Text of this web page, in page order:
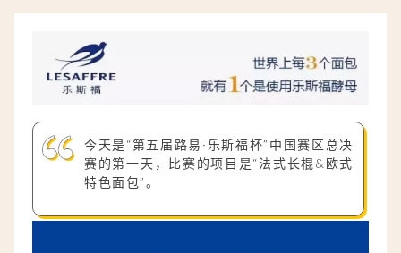
今天是“第五届路易·乐斯福杯”中国赛区总决
赛的第一天，比赛的项目是“法式长棍&欧式
特色面包”。